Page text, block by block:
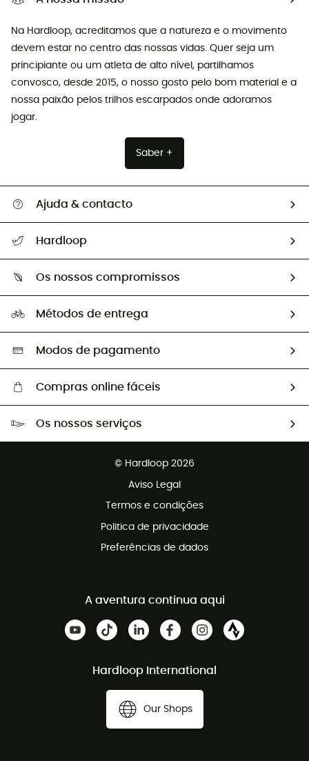
Na Hardloop, acreditamos que a natureza e o movimento
devem estar no centro das nossas vidas. Quer seja um
principiante ou um atleta de alto nível, partilhamos
convosco, desde 2015, o nosso gosto pelo bom material e a
nossa paixão pelos trilhos escarpados onde adoramos
jogar.
Saber +
Ajuda & contacto
Guia de tamanhos
Trocas & Devoluções
Hardloop
Os nossos embaixadores
Os nossos compromissos
Seleção eco-responsável
Métodos de entrega
Modos de pagamento
Compras online fáceis
Os nossos serviços
© Hardloop 2026
Aviso Legal
Termos e condições
Politica de privacidade
Preferências de dados
A aventura continua aqui
Hardloop International
Our Shops